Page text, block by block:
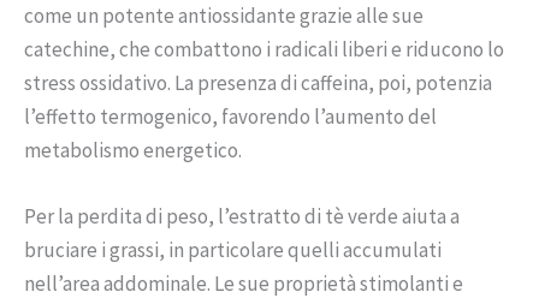
come un potente antiossidante grazie alle sue
catechine, che combattono i radicali liberi e riducono lo
stress ossidativo. La presenza di caffeina, poi, potenzia
l’effetto termogenico, favorendo l’aumento del
metabolismo energetico.
Per la perdita di peso, l’estratto di tè verde aiuta a
bruciare i grassi, in particolare quelli accumulati
nell’area addominale. Le sue proprietà stimolanti e